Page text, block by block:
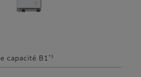
capacité B1 *3